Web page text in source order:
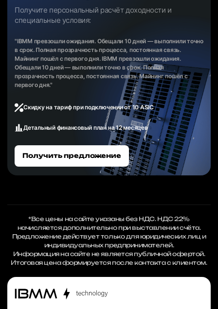
Получите персональный расчёт доходности и
специальные условия:
"IBMM превзошли ожидания. Обещали 10 дней — выполнили точно
в срок. Полная прозрачность процесса, постоянная связь.
Майнинг пошёл с первого дня. IBMM превзошли ожидания.
Обещали 10 дней — выполнили точно в срок. Полная
прозрачность процесса, постоянная связь. Майнинг пошёл с
первого дня."
Скидку на тариф при подключении от 10 ASIC
Детальный финансовый план на 12 месяцев
Получить предложение
*Все цены на сайте указаны без НДС. НДС 22%
начисляется дополнительно при выставлении счёта.
Предложение действует только для юридических лиц и
индивидуальных предпринимателей.
Информация на сайте не является публичной офертой.
Итоговая цена формируется после контакта с клиентом.